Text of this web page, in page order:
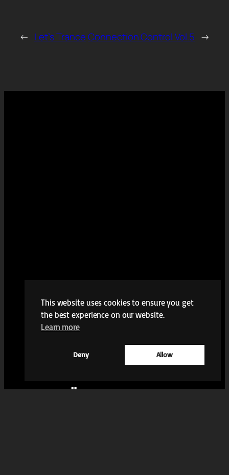
← Let’s Trance Connection Control Vol.5 →
This website uses cookies to ensure you get
the best experience on our website.
Learn more
Deny Allow